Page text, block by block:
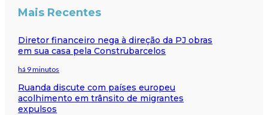
Mais Recentes
Diretor financeiro nega à direção da PJ obras
em sua casa pela Construbarcelos
há 9 minutos
Ruanda discute com países europeu
acolhimento em trânsito de migrantes
expulsos